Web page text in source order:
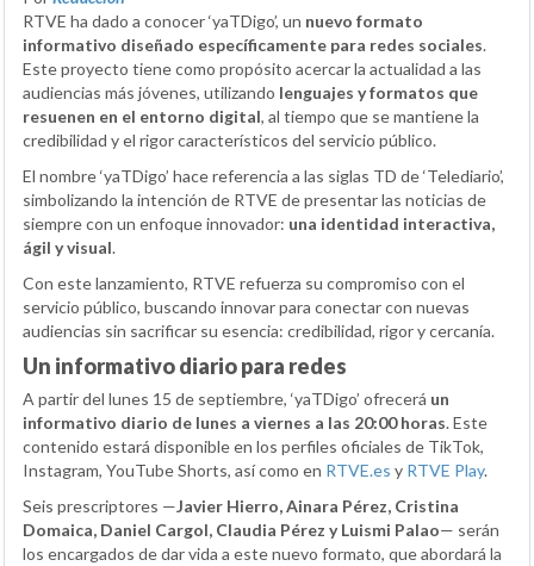
RTVE ha dado a conocer ‘yaTDigo’, un nuevo formato
informativo diseñado específicamente para redes sociales.
Este proyecto tiene como propósito acercar la actualidad a las
audiencias más jóvenes, utilizando lenguajes y formatos que
resuenen en el entorno digital, al tiempo que se mantiene la
credibilidad y el rigor característicos del servicio público.
El nombre ‘yaTDigo’ hace referencia a las siglas TD de ‘Telediario’,
simbolizando la intención de RTVE de presentar las noticias de
siempre con un enfoque innovador: una identidad interactiva,
ágil y visual.
Con este lanzamiento, RTVE refuerza su compromiso con el
servicio público, buscando innovar para conectar con nuevas
audiencias sin sacrificar su esencia: credibilidad, rigor y cercanía.
Un informativo diario para redes
A partir del lunes 15 de septiembre, ‘yaTDigo’ ofrecerá un
informativo diario de lunes a viernes a las 20:00 horas. Este
contenido estará disponible en los perfiles oficiales de TikTok,
Instagram, YouTube Shorts, así como en RTVE.es y RTVE Play.
Seis prescriptores —Javier Hierro, Ainara Pérez, Cristina
Domaica, Daniel Cargol, Claudia Pérez y Luismi Palao— serán
los encargados de dar vida a este nuevo formato, que abordará la